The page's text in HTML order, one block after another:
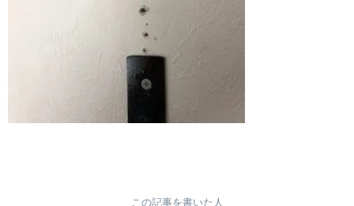
この記事を書いた人